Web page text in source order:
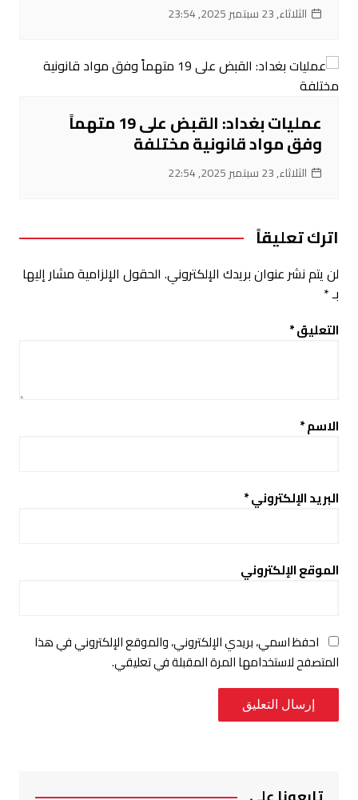
الثلاثاء, 23 سبتمبر 2025, 23:54
عمليات بغداد: القبض على 19 متهماً
وفق مواد قانونية مختلفة
الثلاثاء, 23 سبتمبر 2025, 22:54
اترك تعليقاً
لن يتم نشر عنوان بريدك الإلكتروني. الحقول الإلزامية مشار إليها
بـ*
التعليق*
الاسم*
البريد الإلكتروني*
الموقع الإلكتروني
احفظ اسمي، بريدي الإلكتروني، والموقع الإلكتروني في هذا
المتصفح لاستخدامها المرة المقبلة في تعليقي.